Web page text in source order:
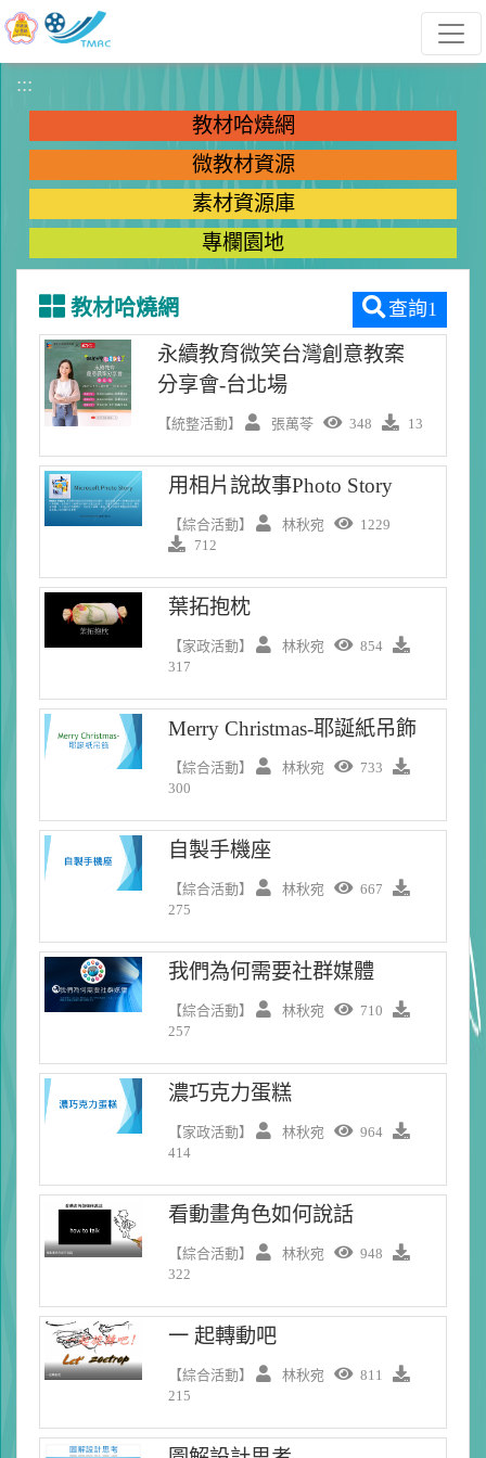
跳到主要內容
:::
教材哈燒網
微教材資源
素材資源庫
專欄園地
教材哈燒網 查詢1
永續教育微笑台灣創意教案
分享會-台北場
【統整活動】 張萬苓 348 13
用相片說故事Photo Story
【綜合活動】 林秋宛
1229
712
葉拓抱枕
【家政活動】 林秋宛
854
317
Merry Christmas-耶誕紙吊飾
【綜合活動】 林秋宛
733
300
自製手機座
【綜合活動】 林秋宛
667
275
我們為何需要社群媒體
【綜合活動】 林秋宛
710
257
濃巧克力蛋糕
【家政活動】 林秋宛
964
414
看動畫角色如何說話
【綜合活動】 林秋宛
948
322
一 起轉動吧
【綜合活動】 林秋宛
811
215